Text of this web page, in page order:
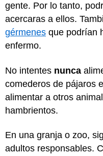
gente. Por lo tanto,
acercaras a ellos.
gérmenes que podrían
enfermo.
No intentes nunca
comederos de pájaros
alimentar a otros
hambrientos.
En una granja o zoo,
adultos responsables.